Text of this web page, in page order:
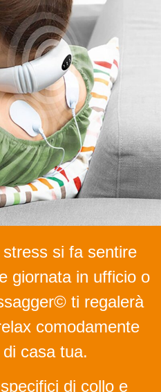
si fa sentire
giornata in ufficio o
ti regalerà
comodamente
casa tua.
di collo e